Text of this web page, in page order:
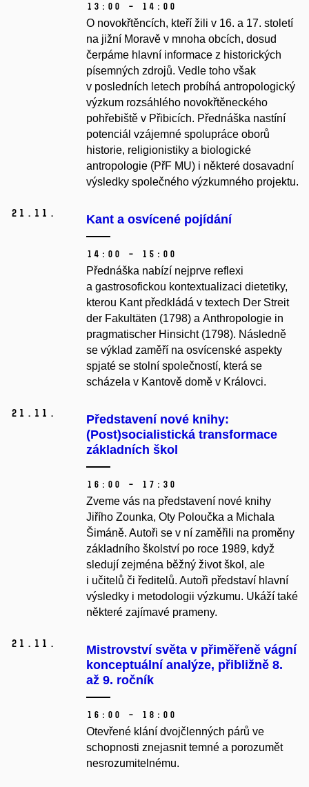
13:00 – 14:00
O novokřtěncích, kteří žili v 16. a 17. století
na jižní Moravě v mnoha obcích, dosud
čerpáme hlavní informace z historických
písemných zdrojů. Vedle toho však
v posledních letech probíhá antropologický
výzkum rozsáhlého novokřtěneckého
pohřebiště v Přibicích. Přednáška nastíní
potenciál vzájemné spolupráce oborů
historie, religionistiky a biologické
antropologie (PřF MU) i některé dosavadní
výsledky společného výzkumného projektu.
21. 11. Kant a osvícené pojídání
14:00 – 15:00
Přednáška nabízí nejprve reflexi
a gastrosofickou kontextualizaci dietetiky,
kterou Kant předkládá v textech Der Streit
der Fakultäten (1798) a Anthropologie in
pragmatischer Hinsicht (1798). Následně
se výklad zaměří na osvícenské aspekty
spjaté se stolní společností, která se
scházela v Kantově domě v Královci.
21. 11.
Představení nové knihy:
(Post)socialistická transformace
základních škol
16:00 – 17:30
Zveme vás na představení nové knihy
Jiřího Zounka, Oty Poloučka a Michala
Šimáně. Autoři se v ní zaměřili na proměny
základního školství po roce 1989, když
sledují zejména běžný život škol, ale
i učitelů či ředitelů. Autoři představí hlavní
výsledky i metodologii výzkumu. Ukáží také
některé zajímavé prameny.
21. 11.
Mistrovství světa v přiměřeně vágní
konceptuální analýze, přibližně 8.
až 9. ročník
16:00 – 18:00
Otevřené klání dvojčlenných párů ve
schopnosti znejasnit temné a porozumět
nesrozumitelnému.